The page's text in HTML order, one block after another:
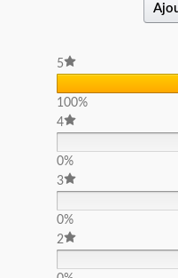
5
100%
4
0%
3
0%
2